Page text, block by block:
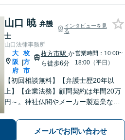
山口 暁 弁護
士
インタビューを見
る
山口法律事務所
大
阪
府
|
枚
方
市
枚方市駅 か
ら徒歩6分
営業時間：10:00~
18:00（平日）
【初回相談無料】【弁護士歴20年以
上】【企業法務】顧問契約は年間20万
円～。神社仏閣やメーカー製造業な
書士や税理士、不動産鑑定士、土地家
屋調査士などと連携。農地や山林もお
メールでお問い合わせ